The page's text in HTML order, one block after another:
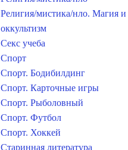
Религия/мистика/нло. Магия и
оккультизм
Секс учеба
Спорт
Спорт. Бодибилдинг
Спорт. Карточные игры
Спорт. Рыболовный
Спорт. Футбол
Спорт. Хоккей
Старинная литература